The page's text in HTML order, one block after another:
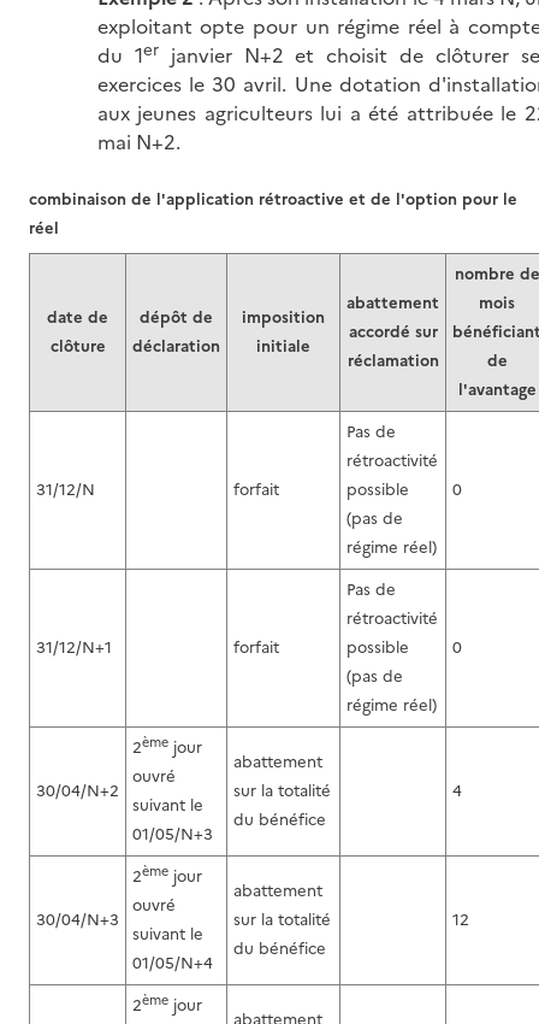
exploitant opte pour un régime réel à
du 1erjanvier N+2 et choisit de clôturer
exercices le 30 avril. Une dotation
aux jeunes agriculteurs lui a été attribuée le
mai N+2.
date de
clôture
dépôt de
déclaration
imposition
initiale
abattement
accordé sur
réclamation
nombre de
mois
de
l'avantage
31/12/N forfait
Pas de
rétroactivité
possible
(pas de
régime réel)
0
31/12/N+1 forfait
Pas de
rétroactivité
possible
(pas de
régime réel)
0
30/04/N+2
2ème jour
ouvré
suivant le
01/05/N+3
abattement
sur la totalité
du bénéfice
4
30/04/N+3
2ème jour
ouvré
suivant le
01/05/N+4
abattement
sur la totalité
du bénéfice
12
2ème jour
abattement
combinaison de l'application rétroactive et de l'option pour le
réel